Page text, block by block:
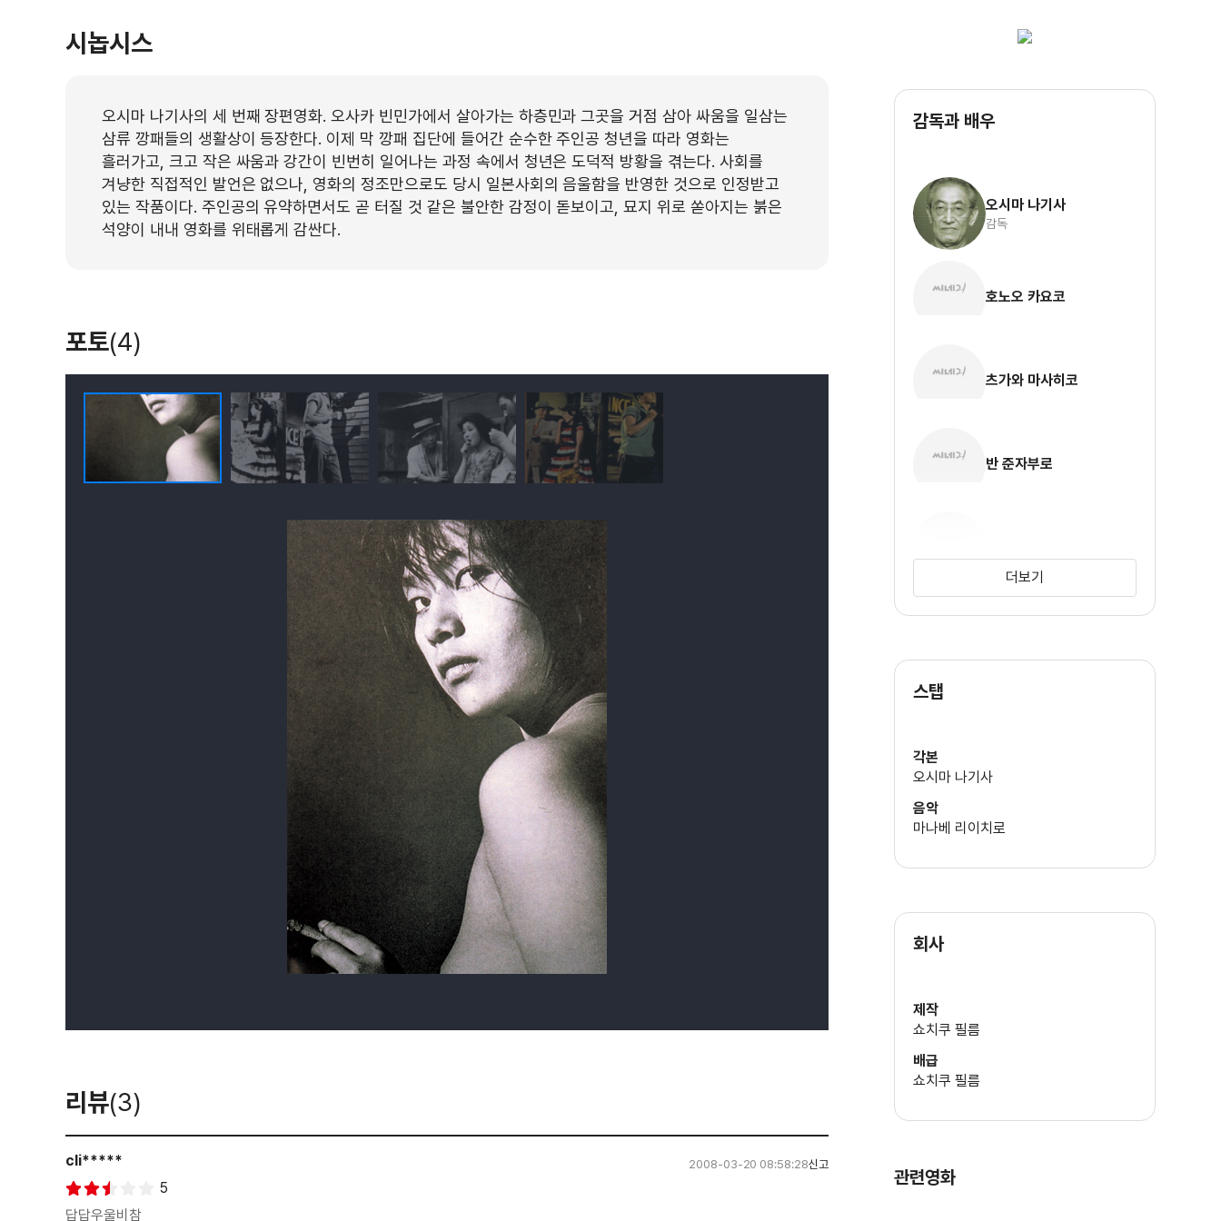
시놉시스
오시마 나기사의 세 번째 장편영화. 오사카 빈민가에서 살아가는 하층민과 그곳을 거점 삼아 싸움을 일삼는
삼류 깡패들의 생활상이 등장한다. 이제 막 깡패 집단에 들어간 순수한 주인공 청년을 따라 영화는
흘러가고, 크고 작은 싸움과 강간이 빈번히 일어나는 과정 속에서 청년은 도덕적 방황을 겪는다. 사회를
겨냥한 직접적인 발언은 없으나, 영화의 정조만으로도 당시 일본사회의 음울함을 반영한 것으로 인정받고
있는 작품이다. 주인공의 유약하면서도 곧 터질 것 같은 불안한 감정이 돋보이고, 묘지 위로 쏟아지는 붉은
석양이 내내 영화를 위태롭게 감싼다.
포토(4)
리뷰(3)
cli***** 2008-03-20 08:58:28신고
5
답답우울비참
감독과 배우
오시마 나기사
감독
호노오 카요코
츠가와 마사히코
반 준자부로
더보기
스탭
각본
오시마 나기사
음악
마나베 리이치로
회사
제작
쇼치쿠 필름
배급
쇼치쿠 필름
관련영화